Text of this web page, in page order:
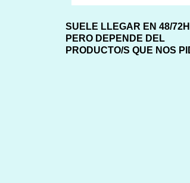
SUELE LLEGAR EN 48/
PERO DEPENDE DEL
PRODUCTO/S QUE NOS